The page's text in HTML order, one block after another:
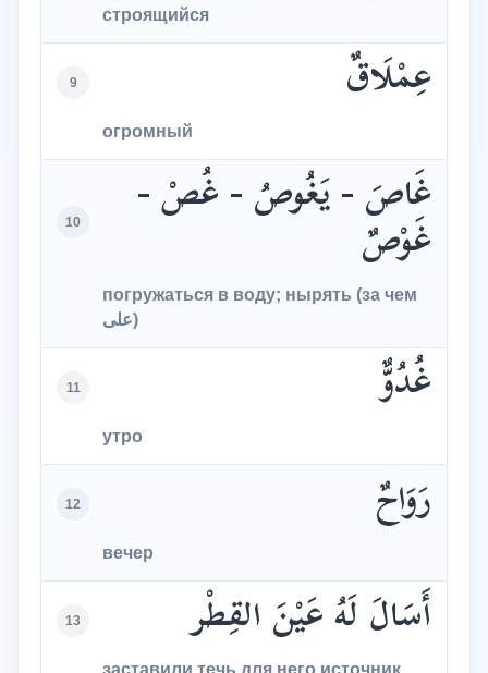
строящийся
9 عِمْلَاقٌ
огромный
10 غَاصَ - يَغُوصُ - غُصْ -
غَوْصٌ
погружаться в воду; нырять (за чем
على)
11 غُدُوٌّ
утро
12 رَوَاحٌ
вечер
13 أَسَالَ لَهُ عَيْنَ القِطْر
заставили течь для него источник